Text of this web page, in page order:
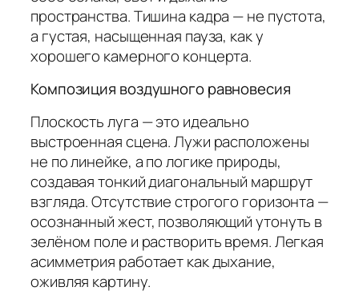
пространства. Тишина кадра — не пустота,
а густая, насыщенная пауза, как у
хорошего камерного концерта.
Композиция воздушного равновесия
Плоскость луга — это идеально
выстроенная сцена. Лужи расположены
не по линейке, а по логике природы,
создавая тонкий диагональный маршрут
взгляда. Отсутствие строгого горизонта —
осознанный жест, позволяющий утонуть в
зелёном поле и растворить время. Легкая
асимметрия работает как дыхание,
оживляя картину.